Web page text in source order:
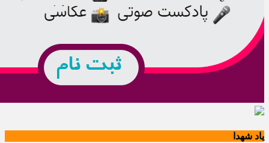
یاد شهدا